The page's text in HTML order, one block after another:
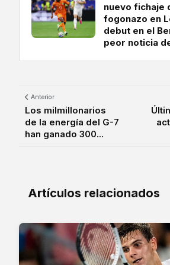
nuevo fichaje
fogonazo en
debut en el
peor noticia
Anterior
Los milmillonarios
de la energía del G-7
han ganado 300...
Artículos relacionados